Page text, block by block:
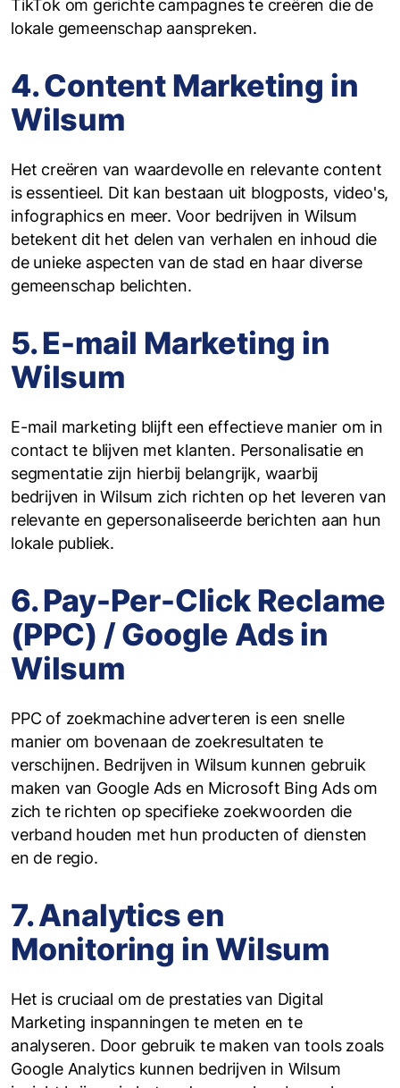
TikTok om gerichte campagnes te creëren die de
lokale gemeenschap aanspreken.
4. Content Marketing in
Wilsum
Het creëren van waardevolle en relevante content
is essentieel. Dit kan bestaan uit blogposts, video's,
infographics en meer. Voor bedrijven in Wilsum
betekent dit het delen van verhalen en inhoud die
de unieke aspecten van de stad en haar diverse
gemeenschap belichten.
5. E-mail Marketing in
Wilsum
E-mail marketing blijft een effectieve manier om in
contact te blijven met klanten. Personalisatie en
segmentatie zijn hierbij belangrijk, waarbij
bedrijven in Wilsum zich richten op het leveren van
relevante en gepersonaliseerde berichten aan hun
lokale publiek.
6. Pay-Per-Click Reclame
(PPC) / Google Ads in
Wilsum
PPC of zoekmachine adverteren is een snelle
manier om bovenaan de zoekresultaten te
verschijnen. Bedrijven in Wilsum kunnen gebruik
maken van Google Ads en Microsoft Bing Ads om
zich te richten op specifieke zoekwoorden die
verband houden met hun producten of diensten
en de regio.
7. Analytics en
Monitoring in Wilsum
Het is cruciaal om de prestaties van Digital
Marketing inspanningen te meten en te
analyseren. Door gebruik te maken van tools zoals
Google Analytics kunnen bedrijven in Wilsum